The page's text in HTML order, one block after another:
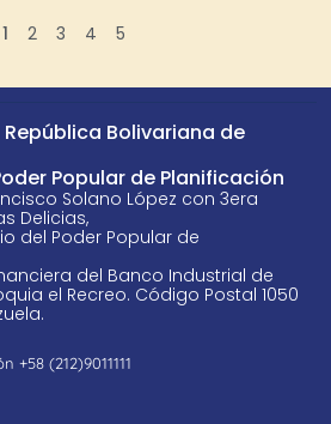
1 2 3 4 5
Bolivariana de
Popular de Planificación
Solano López con 3era
Delicias,
del Poder Popular de
del Banco Industrial de
el Recreo. Código Postal 1050
+58 ​(212)9011111